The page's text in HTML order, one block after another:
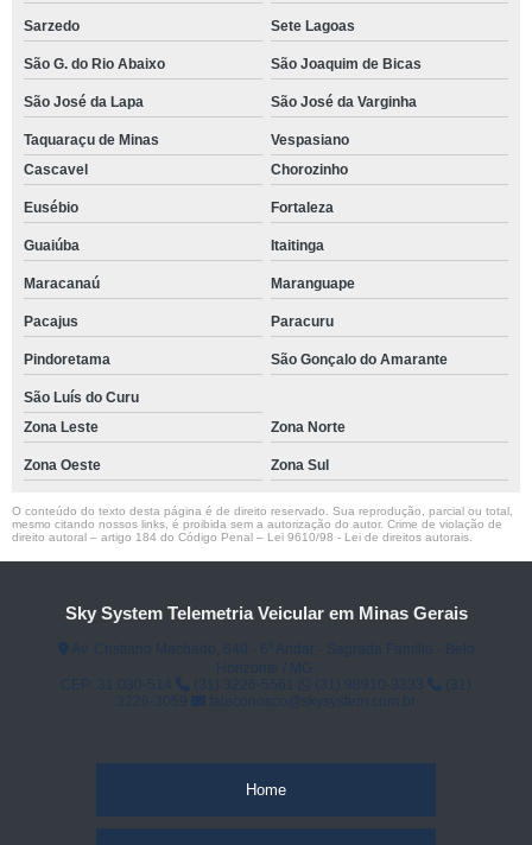
Sarzedo Sete Lagoas
São G. do Rio Abaixo São Joaquim de Bicas
São José da Lapa São José da Varginha
Taquaraçu de Minas
Vespasiano
Cascavel
Chorozinho
Eusébio Fortaleza
Guaiúba Itaitinga
Maracanaú Maranguape
Pacajus Paracuru
Pindoretama São Gonçalo do Amarante
São Luís do Curu
Zona Leste
Zona Norte
Zona Oeste Zona Sul
O conteúdo do texto desta página é de direito reservado. Sua reprodução, parcial ou total,
mesmo citando nossos links, é proibida sem a autorização do autor. Crime de violação de
direito autoral – artigo 184 do Código Penal – Lei 9610/98 - Lei de direitos autorais
Sky System Telemetria Veicular em Minas Gerais
Home